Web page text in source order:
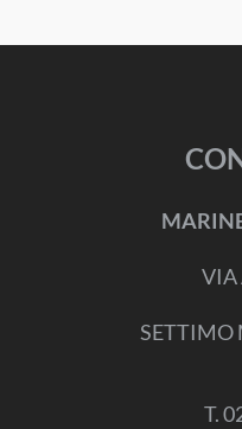
VIA
SETTIMO
T.